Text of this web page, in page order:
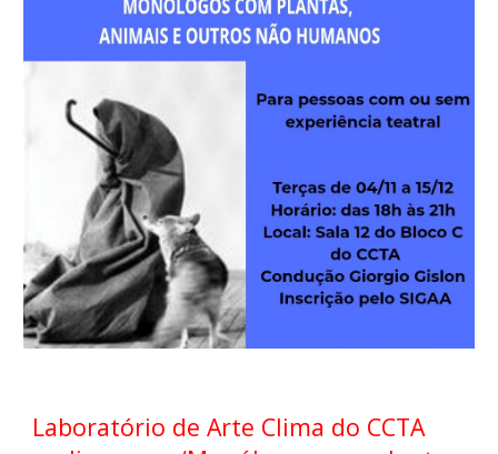
Laboratório de Arte Clima do CCTA